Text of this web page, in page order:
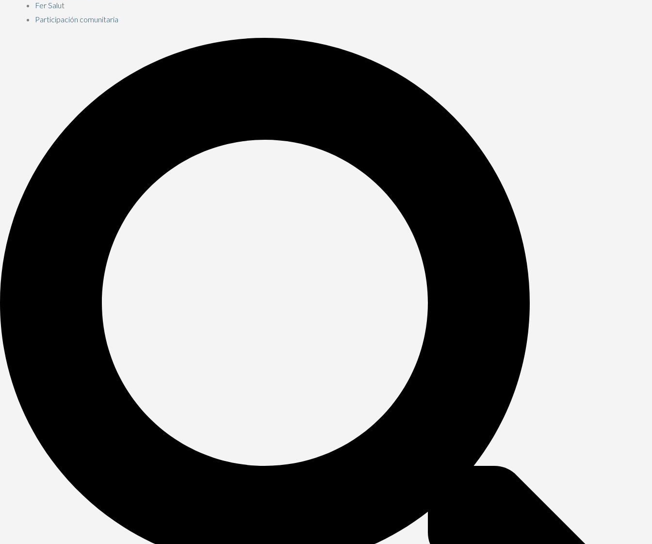
Fer Salut
Participación comunitaria